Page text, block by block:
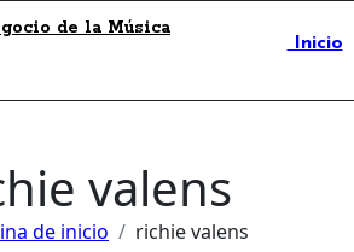
de la Música
Inicio
valens
de inicio richie valens